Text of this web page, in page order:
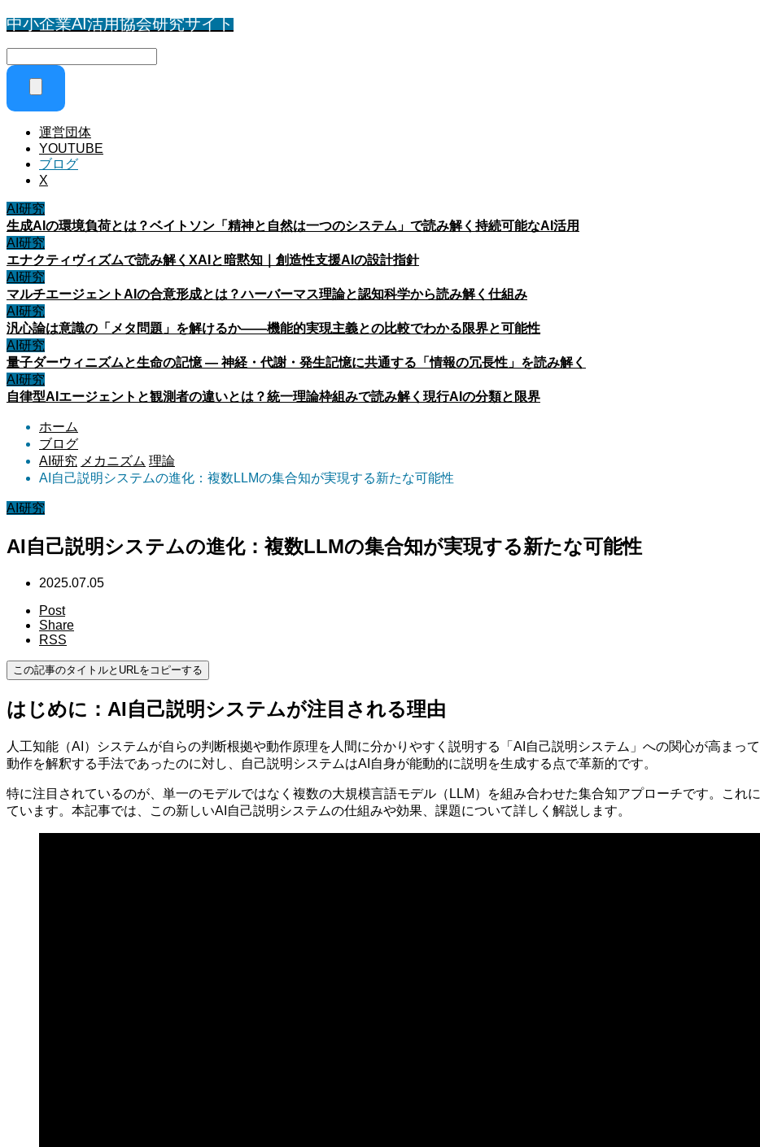
中小企業AI活用協会研究サイト
運営団体
YOUTUBE
ブログ
X
AI研究
生成AIの環境負荷とは？ベイトソン「精神と自然は一つのシステム」で読み解く持続可能なAI活用
AI研究
エナクティヴィズムで読み解くXAIと暗黙知｜創造性支援AIの設計指針
AI研究
マルチエージェントAIの合意形成とは？ハーバーマス理論と認知科学から読み解く仕組み
AI研究
汎心論は意識の「メタ問題」を解けるか——機能的実現主義との比較でわかる限界と可能性
AI研究
量子ダーウィニズムと生命の記憶 ― 神経・代謝・発生記憶に共通する「情報の冗長性」を読み解く
AI研究
自律型AIエージェントと観測者の違いとは？統一理論枠組みで読み解く現行AIの分類と限界
ホーム
ブログ
AI研究 メカニズム 理論
AI自己説明システムの進化：複数LLMの集合知が実現する新たな可能性
AI研究
AI自己説明システムの進化：複数LLMの集合知が実現する新たな可能性
2025.07.05
Post
Share
RSS
この記事のタイトルとURLをコピーする
はじめに：AI自己説明システムが注目される理由
人工知能（AI）システムが自らの判断根拠や動作原理を人間に分かりやすく説明する「AI自己説明システム」への関心が高まっ
動作を解釈する手法であったのに対し、自己説明システムはAI自身が能動的に説明を生成する点で革新的です。
特に注目されているのが、単一のモデルではなく複数の大規模言語モデル（LLM）を組み合わせた集合知アプローチです。これ
ています。本記事では、この新しいAI自己説明システムの仕組みや効果、課題について詳しく解説します。